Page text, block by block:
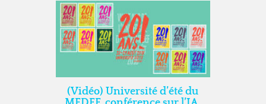
(Vidéo) Université d’été du